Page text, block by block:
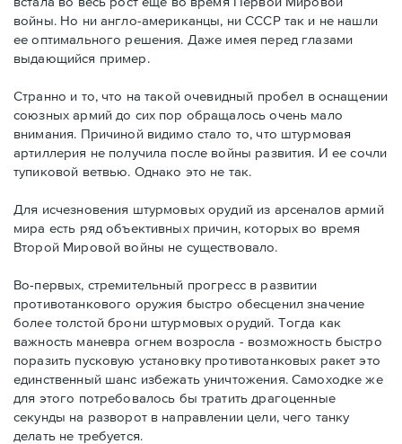
войны. Но ни англо-американцы, ни СССР так и не нашли
ее оптимального решения. Даже имея перед глазами
выдающийся пример.
Странно и то, что на такой очевидный пробел в оснащении
союзных армий до сих пор обращалось очень мало
внимания. Причиной видимо стало то, что штурмовая
артиллерия не получила после войны развития. И ее сочли
тупиковой ветвью. Однако это не так.
Для исчезновения штурмовых орудий из арсеналов армий
мира есть ряд объективных причин, которых во время
Второй Мировой войны не существовало.
Во-первых, стремительный прогресс в развитии
противотанкового оружия быстро обесценил значение
более толстой брони штурмовых орудий. Тогда как
важность маневра огнем возросла - возможность быстро
поразить пусковую установку противотанковых ракет это
единственный шанс избежать уничтожения. Самоходке же
для этого потребовалось бы тратить драгоценные
секунды на разворот в направлении цели, чего танку
делать не требуется.